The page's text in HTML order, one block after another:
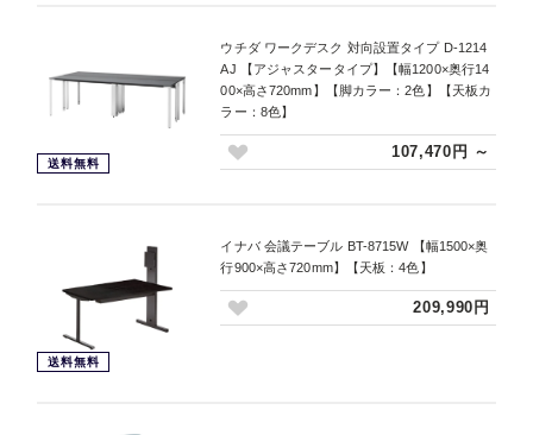
送料無料
ウチダ ワークデスク 対向設置タイプ D-1214
AJ 【アジャスタータイプ】【幅1200×奥行14
00×高さ720mm】【脚カラー：2色】【天板カ
ラー：8色】
107,470円 ～
送料無料
イナバ 会議テーブル BT-8715W 【幅1500×奥
行900×高さ720mm】【天板：4色】
209,990円